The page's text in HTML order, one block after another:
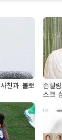
친과 볼뽀
손떨
스크